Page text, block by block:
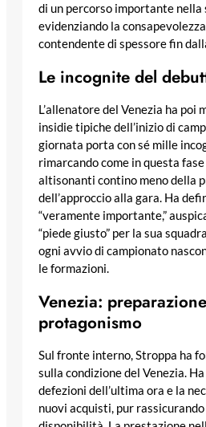
di un percorso importante nella
evidenziando la
contendente di spessore fin
Le incognite del
L’allenatore del Venezia ha poi
insidie tipiche dell’inizio di
giornata porta con sé mille
rimarcando come in questa fase
altisonanti contino meno della
dell’approccio alla gara. Ha
“veramente importante,”
“piede giusto” per la sua
ogni avvio di campionato
le formazioni.
Venezia:
protagonismo
Sul fronte interno, Stroppa ha
sulla condizione del Venezia.
defezioni dell’ultima ora e la
nuovi acquisti, pur